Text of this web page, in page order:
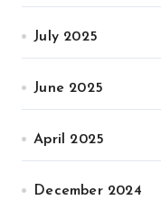
July 2025
June 2025
April 2025
December 2024